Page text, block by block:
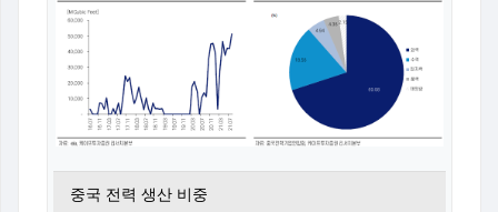
중국 전력 생산 비중